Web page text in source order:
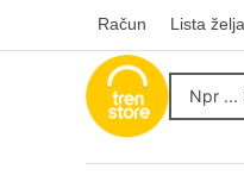
Račun Lista želja